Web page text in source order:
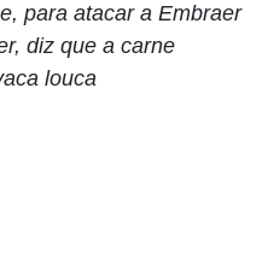
para atacar a Embraer
diz que a carne
louca